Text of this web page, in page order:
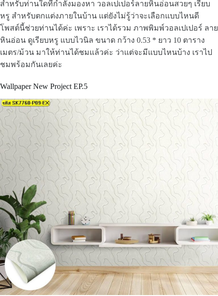
สำหรับท่านใดที่กำลังมองหา วอลเปเปอร์ลายหินอ่อนสวยๆ เรียบ
หรู สำหรับตกแต่งภายในบ้าน แต่ยังไม่รู้ว่าจะเลือกแบบไหนดี
โพสต์นี้ช่วยท่านได้ค่ะ เพราะ เราได้รวม ภาพพิมพ์วอลเปเปอร์ ลาย
หินอ่อน ดูเรียบหรู แบบไวนิล ขนาด กว้าง 0.53 * ยาว 10 ตาราง
เมตร/ม้วน มาให้ท่านได้ชมแล้วค่ะ ว่าแต่จะมีแบบไหนบ้าง เราไป
ชมพร้อมกันเลยค่ะ
Wallpaper New Project EP.5